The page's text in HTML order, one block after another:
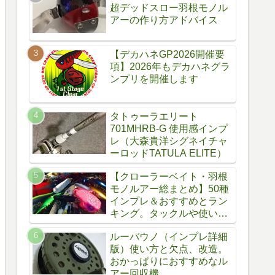
超デッドスロー羽根モノル
アーの作り方アドバイス
【デカハネGP2026開催要
項】2026年もデカハネグラ
ンプリを開催します
タトゥーラエリート
701MHRB-G 使用感インプ
レ（大森貴洋シグネイチャ
ーロッドTATULA ELITE）
【クローラーベイト・羽根
モノルアー総まとめ】50種
インプレ＆おすすめとラン
キング。タックルや使い
方、自作方法
ルーバウノ（インプレ詳細
版）使い方と欠点、改造。
おかっぱりにおすすめなル